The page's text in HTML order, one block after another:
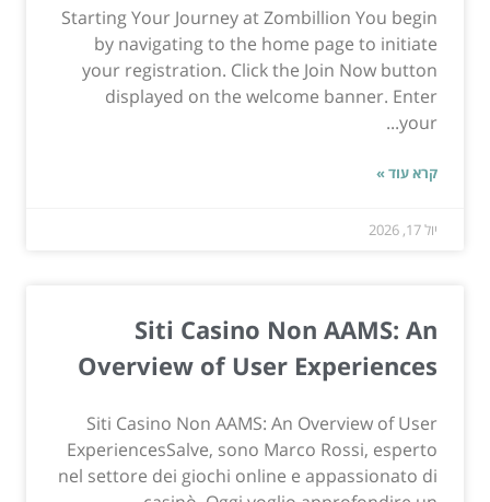
Starting Your Journey at Zombillion You begin
by navigating to the home page to initiate
your registration. Click the Join Now button
displayed on the welcome banner. Enter
your...
קרא עוד »
יול 17, 2026
Siti Casino Non AAMS: An
Overview of User Experiences
Siti Casino Non AAMS: An Overview of User
ExperiencesSalve, sono Marco Rossi, esperto
nel settore dei giochi online e appassionato di